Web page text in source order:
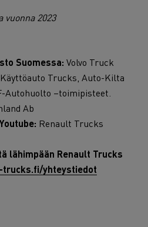
vuonna 2023
Suomessa: Volvo Truck
Trucks, Auto-Kilta
Autohuolto –toimipisteet.
Ab
Renault Trucks
lähimpään Renault Trucks
trucks.fi/yhteystiedot